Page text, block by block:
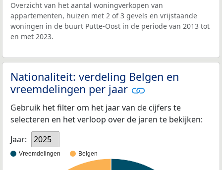
Overzicht van het aantal woningverkopen van
appartementen, huizen met 2 of 3 gevels en vrijstaande
woningen in de buurt Putte-Oost in de periode van 2013 tot
en met 2023.
Nationaliteit: verdeling Belgen en
vreemdelingen per jaar
Gebruik het filter om het jaar van de cijfers te
selecteren en het verloop over de jaren te bekijken:
Jaar:
2025
Vreemdelingen Belgen